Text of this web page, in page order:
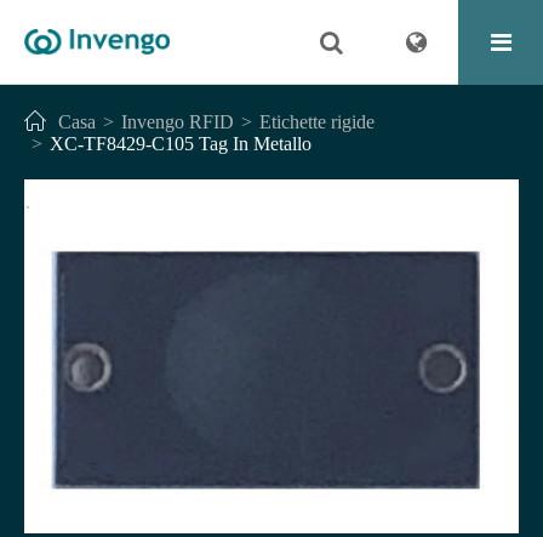
Casa Invengo RFID
Etichette rigide
XC-TF8429-C105 Tag In Metallo